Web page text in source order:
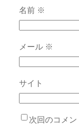
名前 ※
メール ※
サイト
次回のコメ